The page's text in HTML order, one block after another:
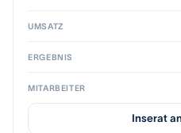
strategisch nutzen möchten.
UMSATZ
ERGEBNIS
MITARBEITER
Inserat